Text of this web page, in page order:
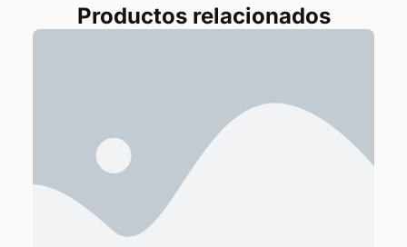
Productos relacionados